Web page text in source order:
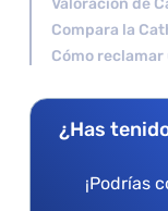
Valoración de
Compara la
Cómo
¿Has
¡Podrías